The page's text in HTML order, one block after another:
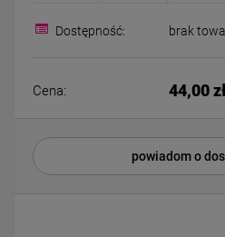
Bransoletka srebrna STAL
CHIRURGICZNA żmijka
Dostępność: brak
Cena: 44,00
powiadom o